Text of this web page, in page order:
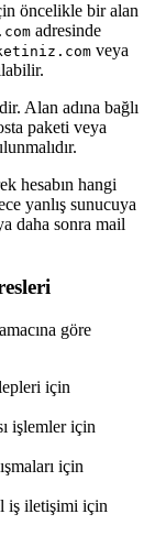
öncelikle bir alan
adresinde
veya
Alan adına bağlı
paketi veya
hesabın hangi
yanlış sunucuya
daha sonra mail
göre
için
işlemler için
için
iş iletişimi için